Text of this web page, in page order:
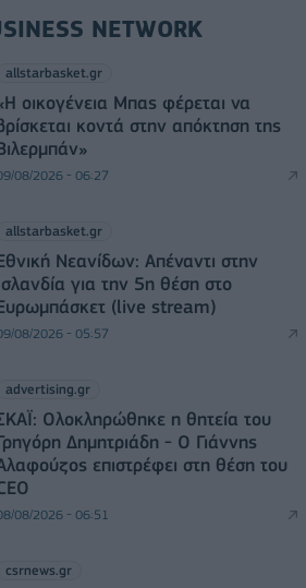
NETWORK
allstarbasket.gr
οικογένεια Μπας φέρεται να
κοντά στην απόκτηση της
08/2026 - 06:27
allstarbasket.gr
Νεανίδων: Απέναντι στην
για την 5η θέση στο
(live stream)
08/2026 - 05:57
advertising.gr
Ολοκληρώθηκε η θητεία του
Δημητριάδη - Ο Γιάννης
επιστρέφει στη θέση του
08/2026 - 06:51
csrnews.gr